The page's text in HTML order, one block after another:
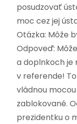
posudzovať
moc cez jej
Otázka: Môže
Odpoveď:
a doplnkoch je
v referende!
vládnou
zablokované.
prezidentku o